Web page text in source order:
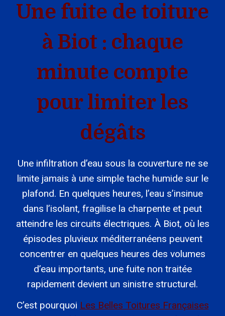
Une fuite de toiture
à Biot : chaque
minute compte
pour limiter les
dégâts
Une infiltration d’eau sous la couverture ne se
limite jamais à une simple tache humide sur le
plafond. En quelques heures, l’eau s’insinue
dans l’isolant, fragilise la charpente et peut
atteindre les circuits électriques. À Biot, où les
épisodes pluvieux méditerranéens peuvent
concentrer en quelques heures des volumes
d’eau importants, une fuite non traitée
rapidement devient un sinistre structurel.
C’est pourquoi Les Belles Toitures Françaises